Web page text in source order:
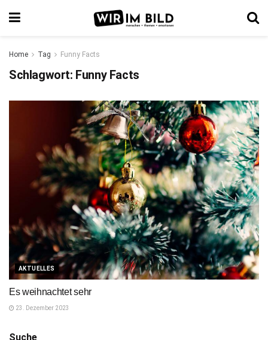
Home Tag Funny Facts
Schlagwort: Funny Facts
AKTUELLES
Es weihnachtet sehr
23. Dezember 2023
Suche